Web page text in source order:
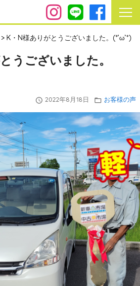
> K・N様ありがとうございました。(*’ω’*)
うございました。
query_builder 2022年8月18日 folder_open お客様の声